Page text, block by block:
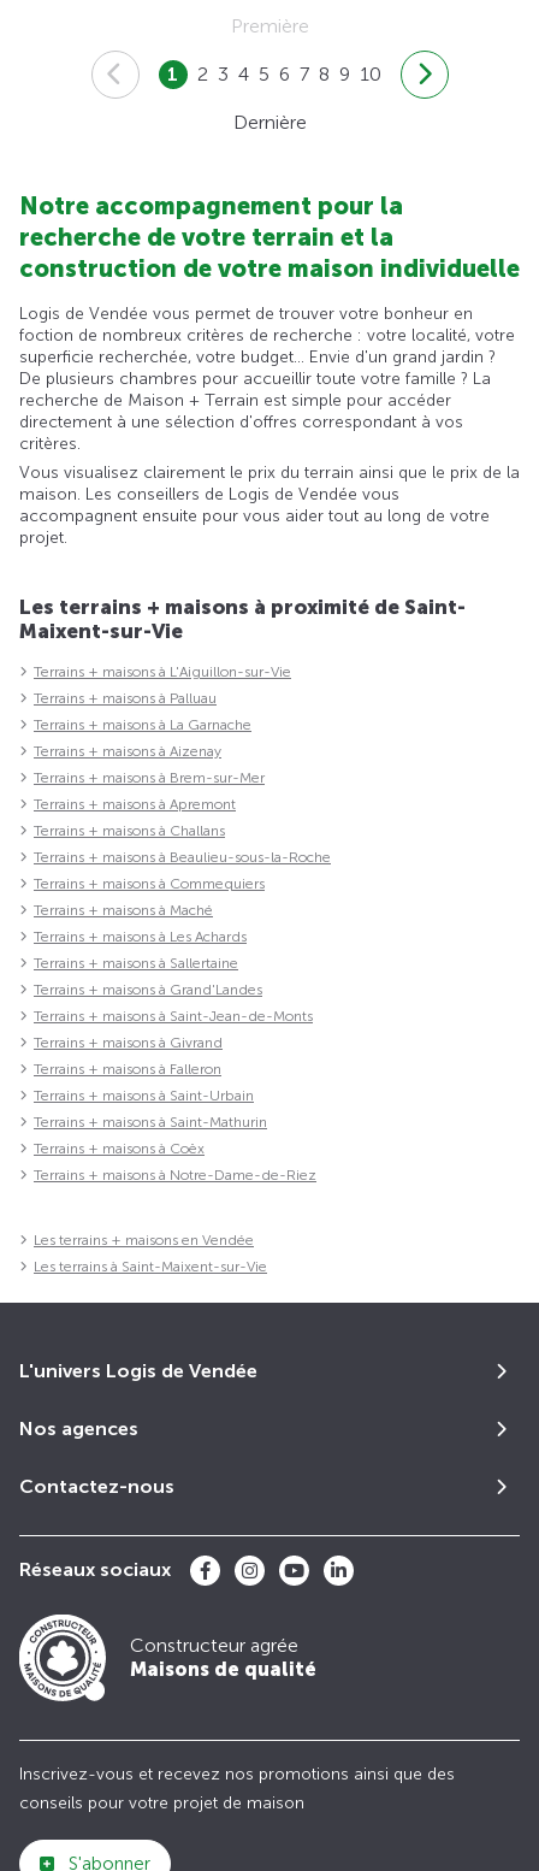
Première
1 2 3 4 5 6 7 8 9 10
Dernière
Notre accompagnement pour la
recherche de votre terrain et la
construction de votre maison individuelle
Logis de Vendée vous permet de trouver votre bonheur en
foction de nombreux critères de recherche : votre localité, votre
superficie recherchée, votre budget... Envie d'un grand jardin ?
De plusieurs chambres pour accueillir toute votre famille ? La
recherche de Maison + Terrain est simple pour accéder
directement à une sélection d'offres correspondant à vos
critères.
Vous visualisez clairement le prix du terrain ainsi que le prix de la
maison. Les conseillers de Logis de Vendée vous
accompagnent ensuite pour vous aider tout au long de votre
projet.
Les terrains + maisons à proximité de Saint-
Maixent-sur-Vie
Terrains + maisons à L'Aiguillon-sur-Vie
Terrains + maisons à Palluau
Terrains + maisons à La Garnache
Terrains + maisons à Aizenay
Terrains + maisons à Brem-sur-Mer
Terrains + maisons à Apremont
Terrains + maisons à Challans
Terrains + maisons à Beaulieu-sous-la-Roche
Terrains + maisons à Commequiers
Terrains + maisons à Maché
Terrains + maisons à Les Achards
Terrains + maisons à Sallertaine
Terrains + maisons à Grand'Landes
Terrains + maisons à Saint-Jean-de-Monts
Terrains + maisons à Givrand
Terrains + maisons à Falleron
Terrains + maisons à Saint-Urbain
Terrains + maisons à Saint-Mathurin
Terrains + maisons à Coëx
Terrains + maisons à Notre-Dame-de-Riez
Les terrains + maisons en Vendée
Les terrains à Saint-Maixent-sur-Vie
L'univers Logis de Vendée
Nos agences
Contactez-nous
Réseaux sociaux
Constructeur agrée
Maisons de qualité
Inscrivez-vous et recevez nos promotions ainsi que des
conseils pour votre projet de maison
S'abonner